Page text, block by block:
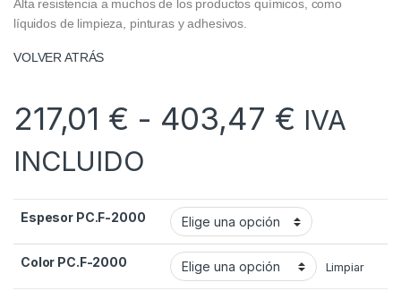
Alta resistencia a muchos de los productos químicos, como
líquidos de limpieza, pinturas y adhesivos.
VOLVER ATRÁS
217,01 € - 403,47 € IVA
INCLUIDO
Espesor PC.F-2000
Color PC.F-2000 Limpiar